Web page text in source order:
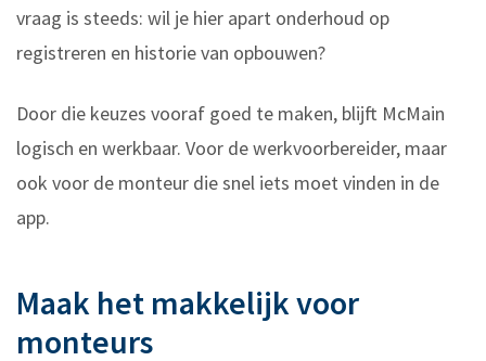
vraag is steeds: wil je hier apart onderhoud op
registreren en historie van opbouwen?
Door die keuzes vooraf goed te maken, blijft McMain
logisch en werkbaar. Voor de werkvoorbereider, maar
ook voor de monteur die snel iets moet vinden in de
app.
Maak het makkelijk voor
monteurs